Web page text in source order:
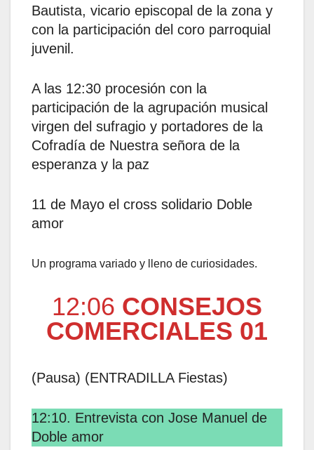
Bautista, vicario episcopal de la zona y
con la participación del coro parroquial
juvenil.
A las 12:30 procesión con la
participación de la agrupación musical
virgen del sufragio y portadores de la
Cofradía de Nuestra señora de la
esperanza y la paz
11 de Mayo el cross solidario Doble
amor
Un programa variado y lleno de curiosidades.
12:06 CONSEJOS
COMERCIALES 01
(Pausa) (ENTRADILLA Fiestas)
12:10. Entrevista con Jose Manuel de
Doble amor